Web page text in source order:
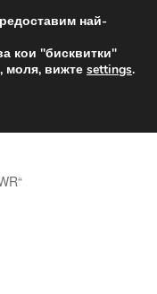
лв.
свят
най-
кои "бисквитки"
моля, вижте settings.